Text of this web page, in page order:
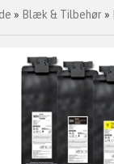
» Blæk & Tilbehør »